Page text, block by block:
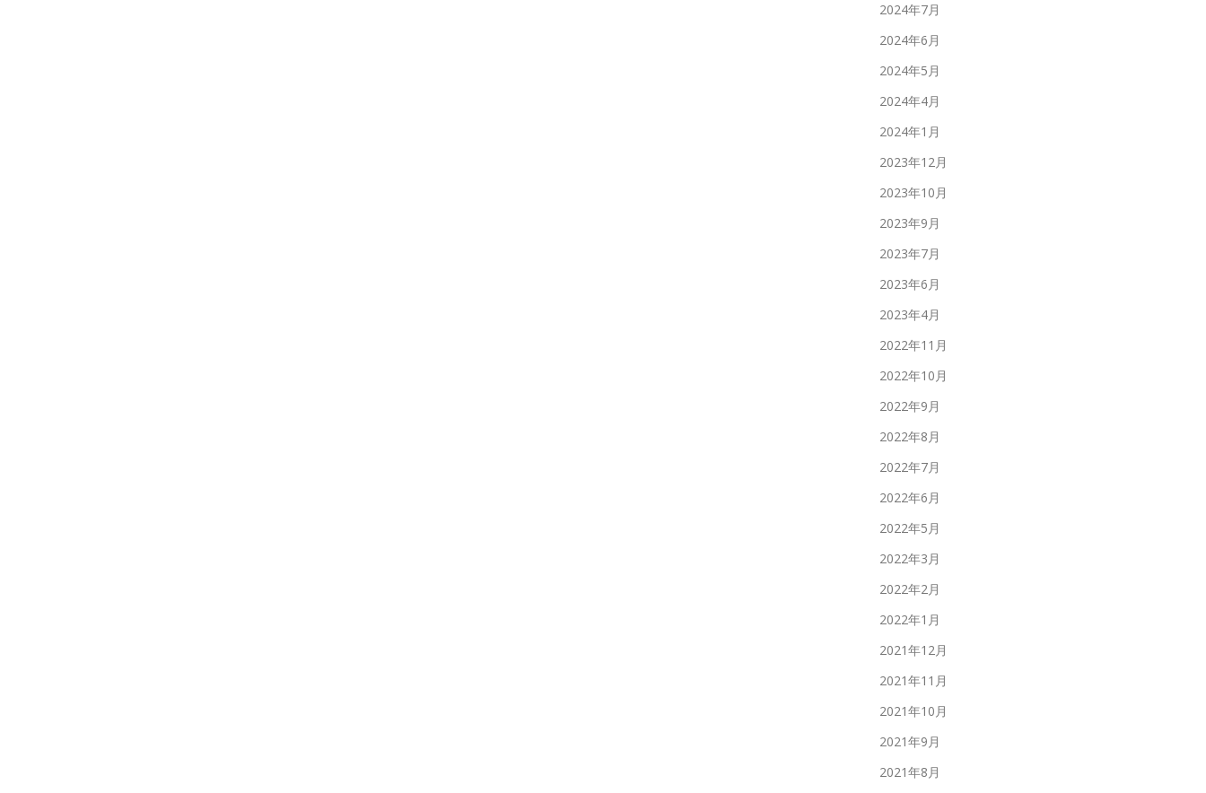
2024年7月
2024年6月
2024年5月
2024年4月
2024年1月
2023年12月
2023年10月
2023年9月
2023年7月
2023年6月
2023年4月
2022年11月
2022年10月
2022年9月
2022年8月
2022年7月
2022年6月
2022年5月
2022年3月
2022年2月
2022年1月
2021年12月
2021年11月
2021年10月
2021年9月
2021年8月